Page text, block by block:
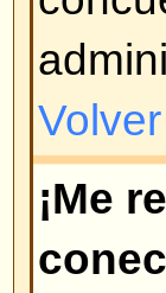
posible
Volver
¡Mi
Ésto se